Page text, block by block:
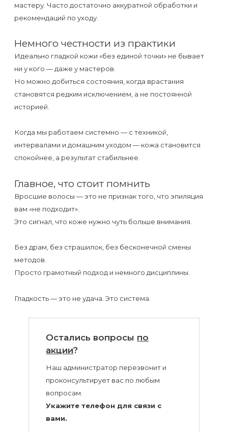
мастеру. Часто достаточно аккуратной обработки и
рекомендаций по уходу.
Немного честности из практики
Идеально гладкой кожи «без единой точки» не бывает
ни у кого — даже у мастеров.
Но можно добиться состояния, когда врастания
становятся редким исключением, а не постоянной
историей.
Когда мы работаем системно — с техникой,
интервалами и домашним уходом — кожа становится
спокойнее, а результат стабильнее.
Главное, что стоит помнить
Вросшие волосы — это не признак того, что эпиляция
вам «не подходит».
Это сигнал, что коже нужно чуть больше внимания.
Без драм, без страшилок, без бесконечной смены
методов.
Просто грамотный подход и немного дисциплины.
Гладкость — это не удача. Это система.
Остались вопросы по
акции?
Наш администратор перезвонит и
проконсультирует вас по любым
вопросам.
Укажите телефон для связи с
вами.